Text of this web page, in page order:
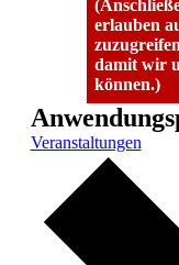
erlauben
damit wir
können.)
Veranstaltungen